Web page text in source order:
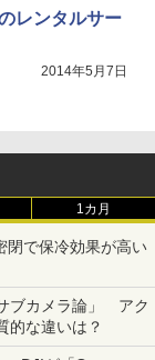
レンタルサー
2014年5月7日
1カ月
閉で保冷効果が高い
ブカメラ論」 アク
な違いは？